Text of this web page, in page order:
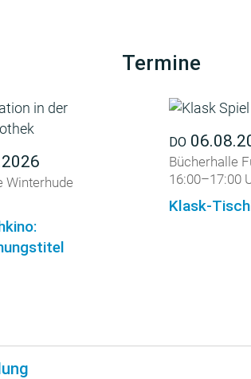
Termine
Winterhude
DO
Bücherhalle
16:00–17:00
Klask-